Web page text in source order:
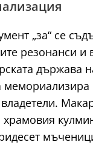
„за“ се
резонанси и
държава